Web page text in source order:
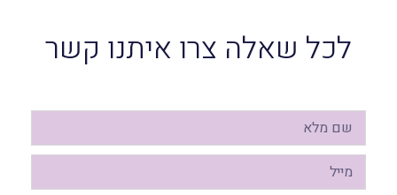
לכל שאלה צרו איתנו קשר